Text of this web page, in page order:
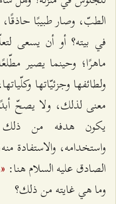
الطبّ، وصار طبيبًا
في بيته؟ أو أن يسعى
ماهرًا؛ وحينما يصير
ولطائفها وجزئيّاتها
معنى لذلك، ولا يصحّ
يكون هدفه من ذلك
واستخدامه، والاستفادة
الصادق عليه السلام هنا:
وما هي غايته من ذلك؟